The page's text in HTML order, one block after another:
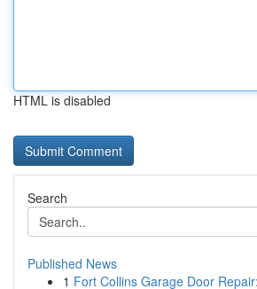
HTML is disabled
Search
Published News
1 Fort Collins Garage Door